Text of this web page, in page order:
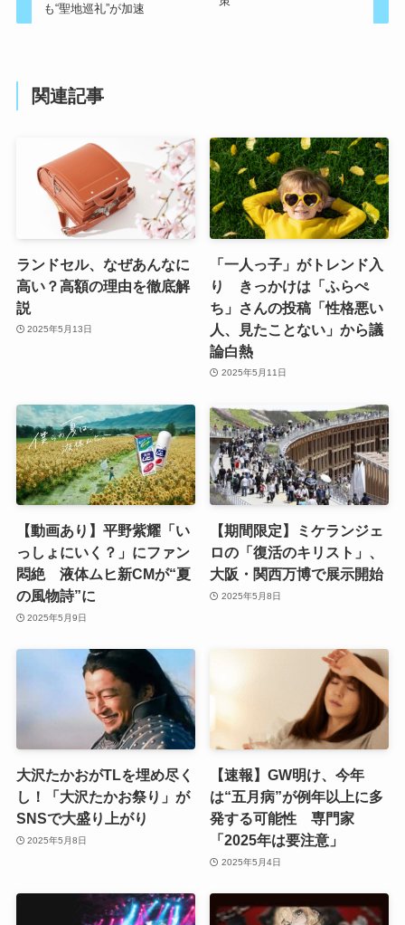
も“聖地巡礼”が加速
関連記事
ランドセル、なぜあんなに
高い？高額の理由を徹底解
説
2025年5月13日
「一人っ子」がトレンド入
り きっかけは「ふらぺ
ち」さんの投稿「性格悪い
人、見たことない」から議
論白熱
2025年5月11日
【動画あり】平野紫耀「い
っしょにいく？」にファン
悶絶 液体ムヒ新CMが“夏
の風物詩”に
2025年5月9日
【期間限定】ミケランジェ
ロの「復活のキリスト」、
大阪・関西万博で展示開始
2025年5月8日
大沢たかおがTLを埋め尽く
し！「大沢たかお祭り」が
SNSで大盛り上がり
2025年5月8日
【速報】GW明け、今年
は“五月病”が例年以上に多
発する可能性 専門家
「2025年は要注意」
2025年5月4日